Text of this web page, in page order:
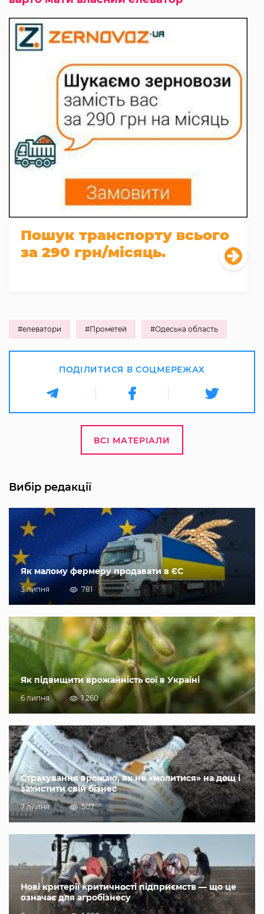
Пошук транспорту всього
за 290 грн/місяць.
#елеватори #Прометей #Одеська область
ПОДІЛИТИСЯ В СОЦМЕРЕЖАХ
ВСІ МАТЕРІАЛИ
Вибір редакції
Як малому фермеру продавати в ЄС
3 липня 781
Як підвищити врожайність сої в Україні
6 липня 1 260
Страхування врожаю, як не «молитися» на дощ і
захистити свій бізнес
7 липня 507
Нові критерії критичності підприємств — що це
означає для агробізнесу